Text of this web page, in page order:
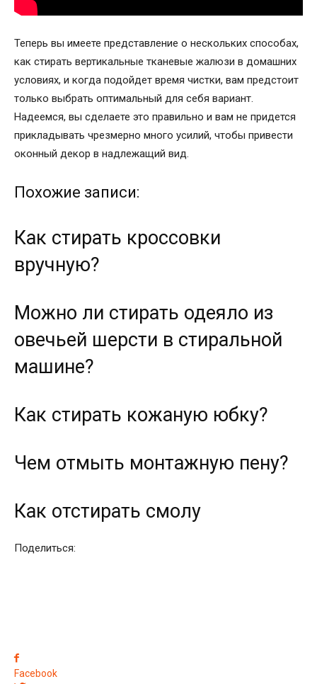
Теперь вы имеете представление о нескольких способах,
как стирать вертикальные тканевые жалюзи в домашних
условиях, и когда подойдет время чистки, вам предстоит
только выбрать оптимальный для себя вариант.
Надеемся, вы сделаете это правильно и вам не придется
прикладывать чрезмерно много усилий, чтобы привести
оконный декор в надлежащий вид.
Похожие записи:
Как стирать кроссовки
вручную?
Можно ли стирать одеяло из
овечьей шерсти в стиральной
машине?
Как стирать кожаную юбку?
Чем отмыть монтажную пену?
Как отстирать смолу
Поделиться:
Facebook